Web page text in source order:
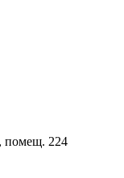
помещ. 224